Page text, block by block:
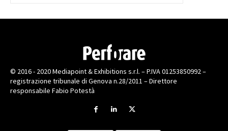
© 2016 - 2020 Mediapoint & Exhibitions s.r.l. – P.IVA 01253850992 –
registrazione tribunale di Genova n.28/2011 – Direttore
responsabile Fabio Potestà